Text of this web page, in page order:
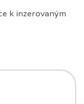
k inzerovaným